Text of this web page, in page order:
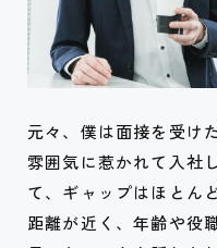
元々、僕は面接を受け
雰囲気に惹かれて入社
て、ギャップはほとん
距離が近く、年齢や役